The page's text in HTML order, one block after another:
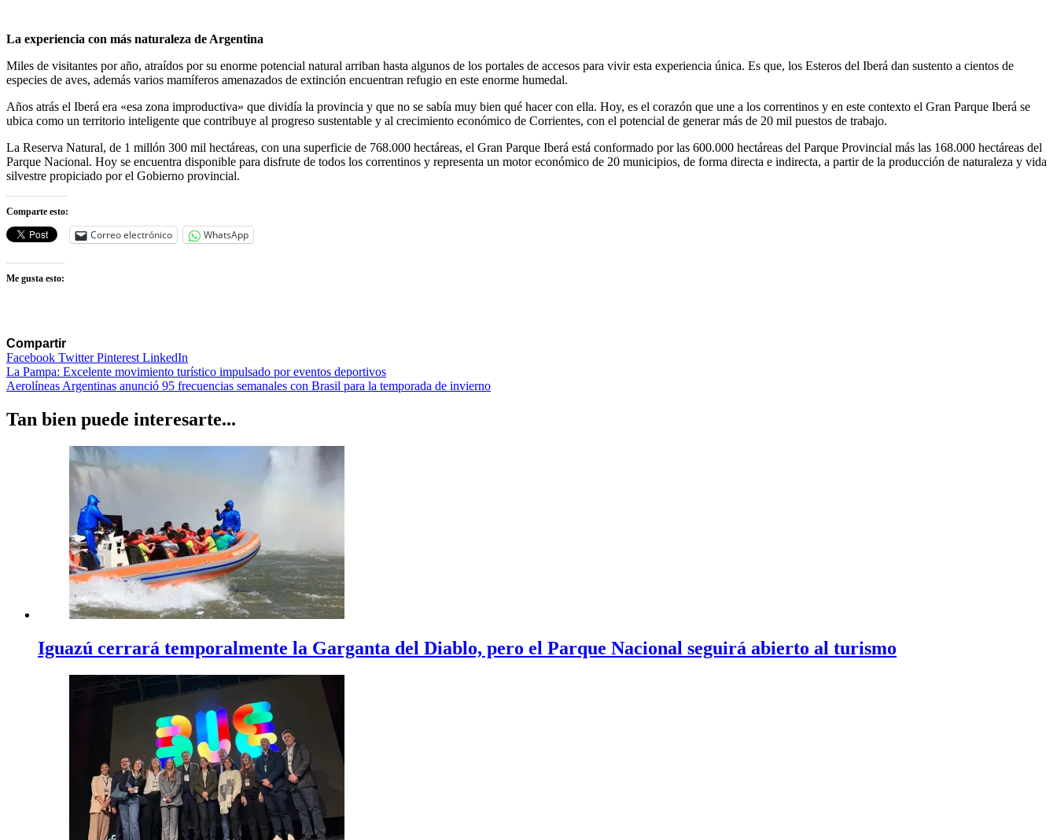
La experiencia con más naturaleza de Argentina
Miles de visitantes por año, atraídos por su enorme potencial natural arriban hasta algunos de los portales de accesos para vivir esta experiencia única. Es que, los Esteros del Iberá dan sustento a cientos de
especies de aves, además varios mamíferos amenazados de extinción encuentran refugio en este enorme humedal.
Años atrás el Iberá era «esa zona improductiva» que dividía la provincia y que no se sabía muy bien qué hacer con ella. Hoy, es el corazón que une a los correntinos y en este contexto el Gran Parque Iberá se
ubica como un territorio inteligente que contribuye al progreso sustentable y al crecimiento económico de Corrientes, con el potencial de generar más de 20 mil puestos de trabajo.
La Reserva Natural, de 1 millón 300 mil hectáreas, con una superficie de 768.000 hectáreas, el Gran Parque Iberá está conformado por las 600.000 hectáreas del Parque Provincial más las 168.000 hectáreas del
Parque Nacional. Hoy se encuentra disponible para disfrute de todos los correntinos y representa un motor económico de 20 municipios, de forma directa e indirecta, a partir de la producción de naturaleza y vida
silvestre propiciado por el Gobierno provincial.
Comparte esto:
Correo electrónico WhatsApp
Me gusta esto:
Compartir
Facebook TwitterPinterest LinkedIn
Navegación
de
entradas
La Pampa: Excelente movimiento turístico impulsado por eventos deportivos
Aerolíneas Argentinas anunció 95 frecuencias semanales con Brasil para la temporada de invierno
Tan bien puede interesarte...
Iguazú cerrará temporalmente la Garganta del Diablo, pero el Parque Nacional seguirá abierto al turismo